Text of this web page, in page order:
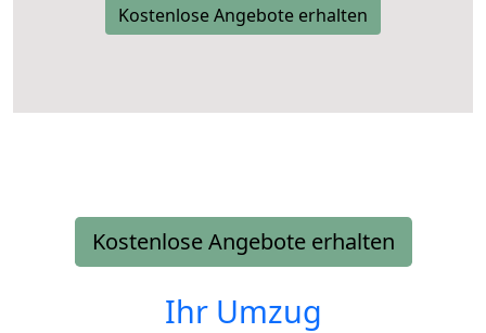
Kostenlose Angebote erhalten
Kostenlose Angebote erhalten
Ihr Umzug